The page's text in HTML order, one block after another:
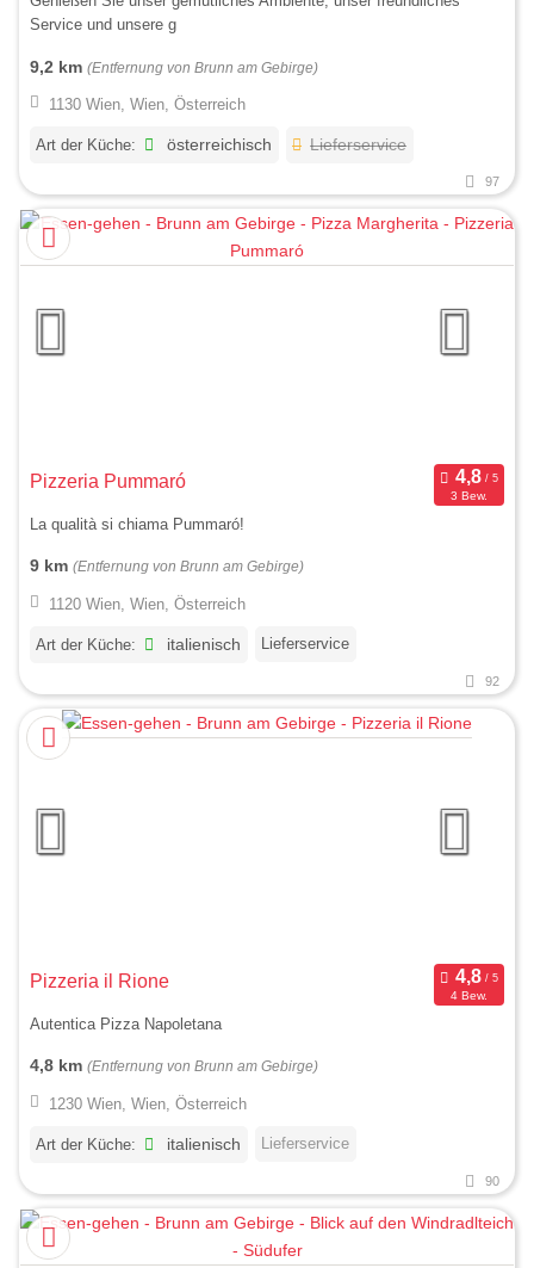
Service und unsere g
9,2 km (Entfernung von Brunn am Gebirge)
1130 Wien, Wien, Österreich
Art der Küche: österreichisch Lieferservice
97
Pizzeria Pummaró
3 Bew.
La qualità si chiama Pummaró!
9 km (Entfernung von Brunn am Gebirge)
1120 Wien, Wien, Österreich
Art der Küche: italienisch Lieferservice
92
Pizzeria il Rione
4 Bew.
Autentica Pizza Napoletana
4,8 km (Entfernung von Brunn am Gebirge)
1230 Wien, Wien, Österreich
Art der Küche: italienisch Lieferservice
90